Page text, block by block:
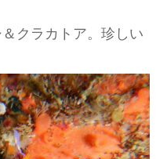
クラカトア。珍しい